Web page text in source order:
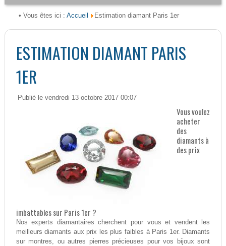
• Vous êtes ici : Accueil Estimation diamant Paris 1er
ESTIMATION DIAMANT PARIS
1ER
Publié le vendredi 13 octobre 2017 00:07
Vous voulez
acheter
des
diamants à
des prix
imbattables sur Paris 1er ?
Nos experts diamantaires cherchent pour vous et vendent les
meilleurs diamants aux prix les plus faibles à Paris 1er. Diamants
sur montres, ou autres pierres précieuses pour vos bijoux sont